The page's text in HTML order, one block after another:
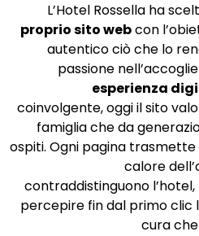
L’Hotel Rossella ha
proprio sito webcon
autentico ciò che lo
passione
esperienza
coinvolgente, oggi il sito
famiglia che da
ospiti. Ogni pagina trasmette
calore
contraddistinguono
percepire fin dal primo clic
cura